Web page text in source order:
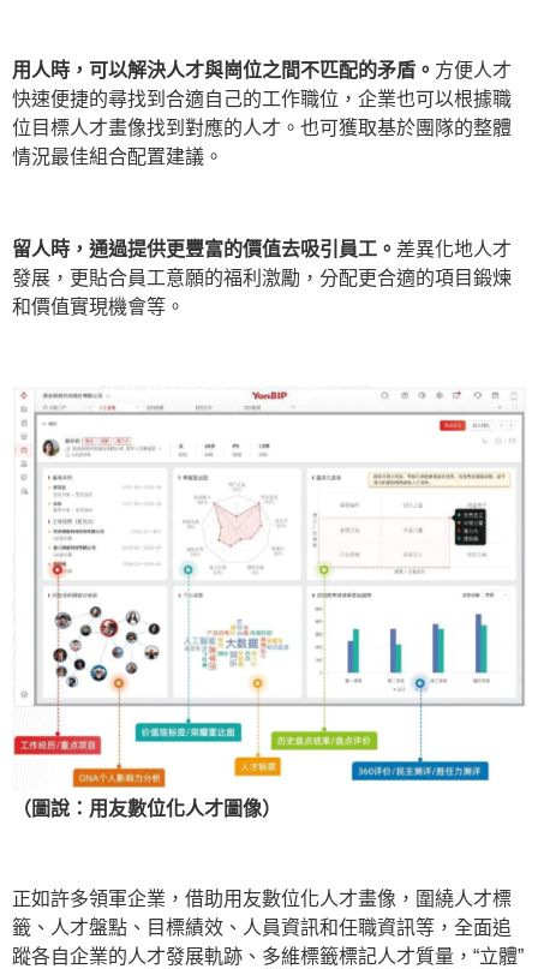
用人時，可以解決人才與崗位之間不匹配的矛盾。 方便人才
快速便捷的尋找到合適自己的工作職位，企業也可以根據職
位目標人才畫像找到對應的人才。也可獲取基於團隊的整體
情況最佳組合配置建議。
留人時，通過提供更豐富的價值去吸引員工。 差異化地人才
發展，更貼合員工意願的福利激勵，分配更合適的項目鍛煉
和價值實現機會等。
（圖說：用友數位化人才圖像）
正如許多領軍企業，借助用友數位化人才畫像，圍繞人才標
籤、人才盤點、目標績效、人員資訊和任職資訊等，全面追
蹤各自企業的人才發展軌跡、多維標籤標記人才質量，“立體”